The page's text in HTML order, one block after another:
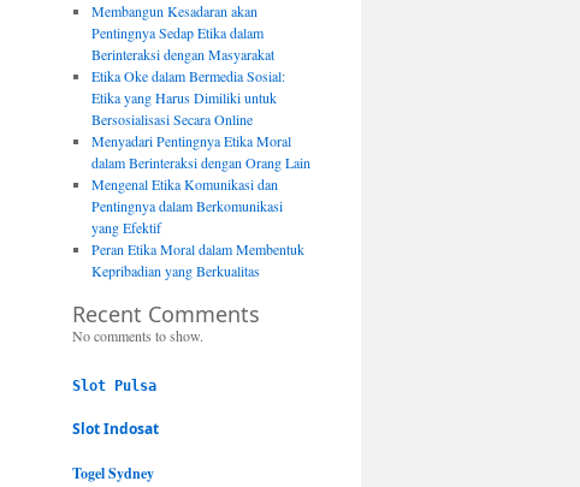
Membangun Kesadaran akan
Pentingnya Sedap Etika dalam
Berinteraksi dengan Masyarakat
Etika Oke dalam Bermedia Sosial:
Etika yang Harus Dimiliki untuk
Bersosialisasi Secara Online
Menyadari Pentingnya Etika Moral
dalam Berinteraksi dengan Orang Lain
Mengenal Etika Komunikasi dan
Pentingnya dalam Berkomunikasi
yang Efektif
Peran Etika Moral dalam Membentuk
Kepribadian yang Berkualitas
Recent Comments
No comments to show.
Slot Pulsa
Slot Indosat
Togel Sydney